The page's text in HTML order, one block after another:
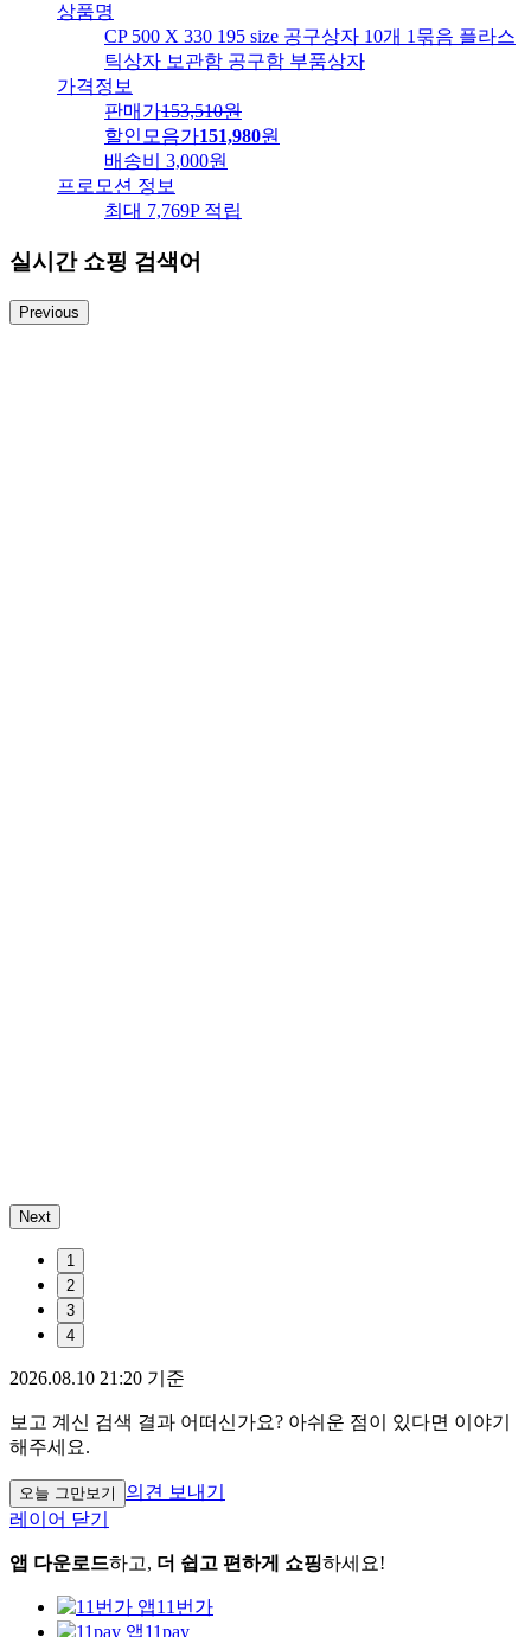
상품명
CP 500 X 330 195 size 공구상자 10개 1묶음 플라스
틱상자 보관함 공구함 부품상자
가격정보
판매가153,510원
할인모음가151,980원
배송비
3,000원
프로모션 정보
최대 7,769P 적립
실시간 쇼핑 검색어
Previous
Next
1
2
3
4
2026.08.10 21:20 기준
보고 계신 검색 결과 어떠신가요? 아쉬운 점이 있다면 이야기
해주세요.
오늘 그만보기
의견 보내기
레이어 닫기
앱 다운로드하고, 더 쉽고 편하게 쇼핑하세요!
11번가
11pay